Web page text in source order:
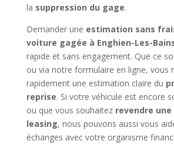
la suppression du gage.
Demander une estimation sans
voiture gagée à Enghien-Les-
rapide et sans engagement. Que ce
ou via notre formulaire en ligne, vous
rapidement une estimation claire du
reprise. Si votre véhicule est encore
ou que vous souhaitez revendre
leasing, nous pouvons aussi vous
échanges avec votre organisme